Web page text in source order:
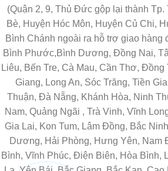
(Quận 2, 9, Thủ Đức gộp lại thành
Bè, Huyện Hóc Môn, Huyện Củ Chi,
Bình Chánh ngoài ra hỗ trợ giao hàng
Bình Phước,Bình Dương, Đồng Nai,
Liêu, Bến Tre, Cà Mau, Cần Thơ,
Giang, Long An, Sóc Trăng, Tiền
Thuận, Đà Nẵng, Khánh Hòa, Ninh
Nam, Quảng Ngãi , Trà Vinh, Vĩnh
Gia Lai, Kon Tum, Lâm Đồng, Bắc
Dương, Hải Phòng, Hưng Yên, Nam
Bình, Vĩnh Phúc, Điện Biên, Hòa Bình,